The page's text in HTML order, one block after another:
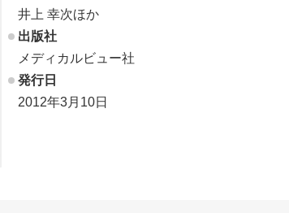
井上 幸次ほか
出版社
メディカルビュー社
発行日
2012年3月10日